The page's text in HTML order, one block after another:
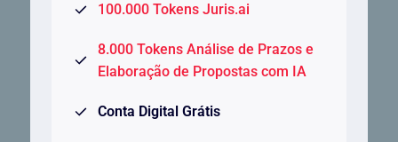
100.000 Tokens Juris.ai
8.000 Tokens Análise de Prazos e
Elaboração de Propostas com IA
Conta Digital Grátis